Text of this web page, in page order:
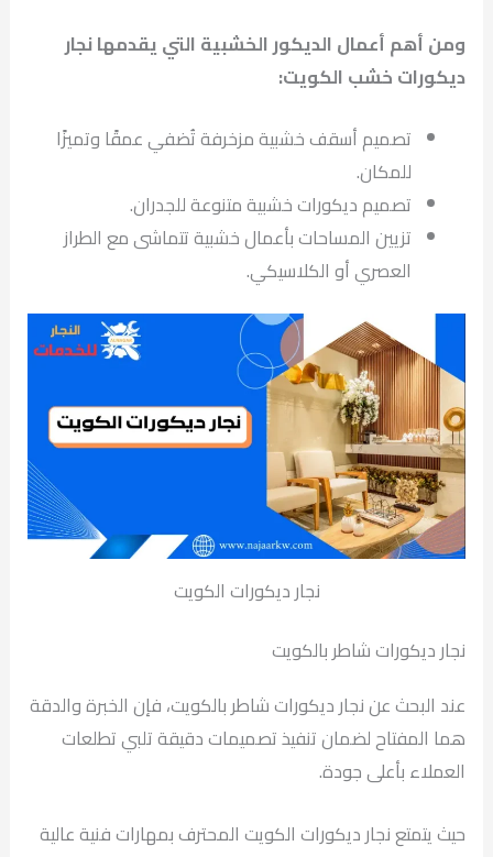
ومن أهم أعمال الديكور الخشبية التي يقدمها نجار
ديكورات خشب الكويت:
تصميم أسقف خشبية مزخرفة تُضفي عمقًا وتميزًا
للمكان.
تصميم ديكورات خشبية متنوعة للجدران.
تزيين المساحات بأعمال خشبية تتماشى مع الطراز
العصري أو الكلاسيكي.
نجار ديكورات الكويت
نجار ديكورات شاطر بالكويت
عند البحث عن نجار ديكورات شاطر بالكويت، فإن الخبرة والدقة
هما المفتاح لضمان تنفيذ تصميمات دقيقة تلبي تطلعات
العملاء بأعلى جودة.
حيث يتمتع نجار ديكورات الكويت المحترف بمهارات فنية عالية